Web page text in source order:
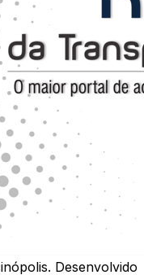
. Desenvolvido